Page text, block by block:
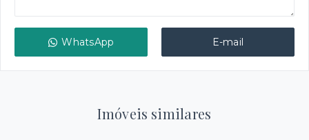
WhatsApp E-mail
Imóveis similares